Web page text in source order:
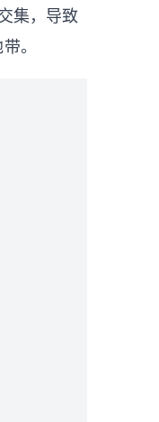
集，导致
。